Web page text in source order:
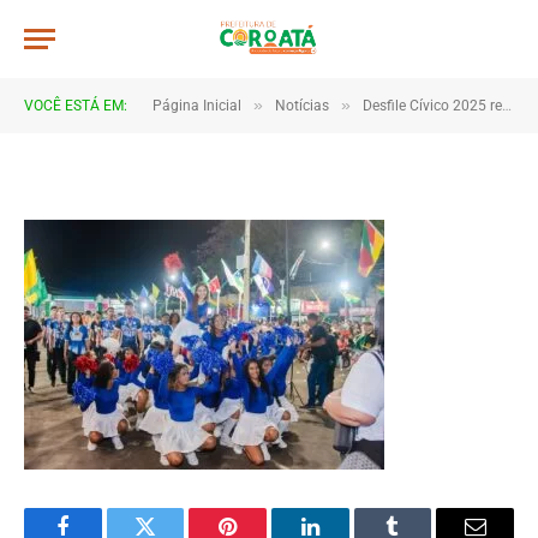
VOCÊ ESTÁ EM: Página Inicial » Notícias » Desfile Cívico 2025 reúne escolas e comunidades em Coroatá
117